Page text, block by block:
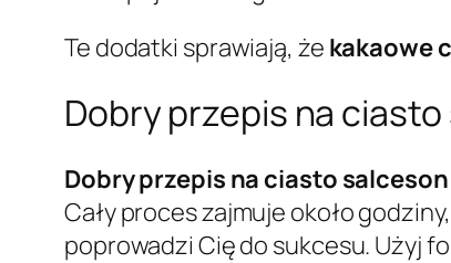
Te dodatki sprawiają, że kakaowe
Dobry przepis na
Dobry przepis na ciasto salceson
Cały proces zajmuje około
poprowadzi Cię do sukcesu. Użyj